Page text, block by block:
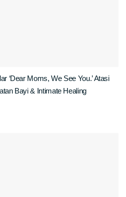
‘Dear Moms, We See You.’ Atasi
Bayi & Intimate Healing